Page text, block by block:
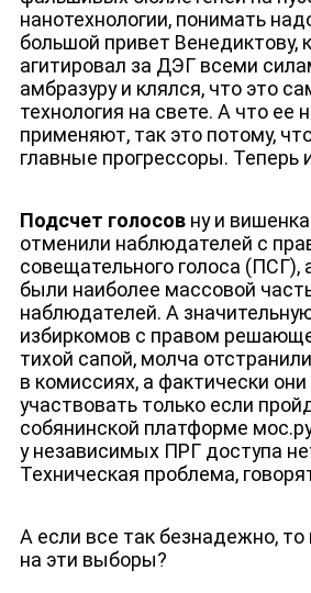
нанотехнологии, понимать
большой привет Венедиктову,
агитировал за ДЭГ всеми
амбразуру и клялся, что это
технология на свете. А что ее
применяют, так это потому,
главные прогрессоры.
Подсчет голосов ну и
отменили наблюдателей с
совещательного голоса (ПСГ),
были наиболее массовой
наблюдателей. А
избиркомов с правом
тихой сапой, молча
в комиссиях, а фактически они
участвовать только если
собянинской платформе
у независимых ПРГ доступа
Техническая проблема,
А если все так безнадежно, то
на эти выборы?